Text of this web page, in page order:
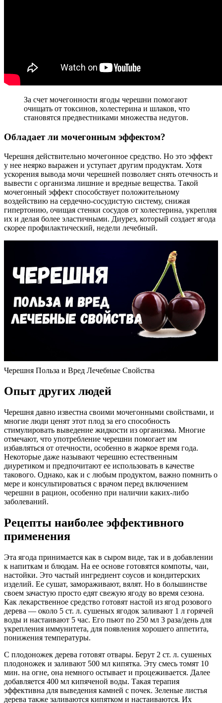
За счет мочегонности ягоды черешни помогают
очищать от токсинов, холестерина и шлаков, что
становятся предвестниками множества недугов.
Обладает ли мочегонным эффектом?
Черешня действительно мочегонное средство. Но это эффект
у нее неярко выражен и уступает другим продуктам. Хотя
ускорения вывода мочи черешней позволяет снять отечность и
вывести с организма лишние и вредные вещества. Такой
мочегонный эффект способствует положительному
воздействию на сердечно-сосудистую систему, снижая
гипертонию, очищая стенки сосудов от холестерина, укрепляя
их и делая более эластичными. Диурез, который создает ягода
скорее профилактический, недели лечебный.
Черешня Польза и Вред Лечебные Свойства
Опыт других людей
Черешня давно известна своими мочегонными свойствами, и
многие люди ценят этот плод за его способность
стимулировать выведение жидкости из организма. Многие
отмечают, что употребление черешни помогает им
избавляться от отечности, особенно в жаркое время года.
Некоторые даже называют черешню естественным
диуретиком и предпочитают ее использовать в качестве
такового. Однако, как и с любым продуктом, важно помнить о
мере и консультироваться с врачом перед включением
черешни в рацион, особенно при наличии каких-либо
заболеваний.
Рецепты наиболее эффективного
применения
Эта ягода принимается как в сыром виде, так и в добавлении
к напиткам и блюдам. На ее основе готовятся компоты, чаи,
настойки. Это частый ингредиент соусов и кондитерских
изделий. Ее сушат, замораживают, вялят. Но в большинстве
своем зачастую просто едят свежую ягоду во время сезона.
Как лекарственное средство готовят настой из ягод розового
дерева — около 5 ст. л. сушеных ягодок заливают 1 л горячей
воды и настаивают 5 час. Его пьют по 250 мл 3 раза/день для
укрепления иммунитета, для появления хорошего аппетита,
понижения температуры.
С плодоножек дерева готовят отвары. Берут 2 ст. л. сушеных
плодоножек и заливают 500 мл кипятка. Эту смесь томят 10
мин. на огне, она немного остывает и процеживается. Далее
добавляется 400 мл кипяченой воды. Такая терапия
эффективна для выведения камней с почек. Зеленые листья
дерева также заливаются кипятком и настаиваются. Их